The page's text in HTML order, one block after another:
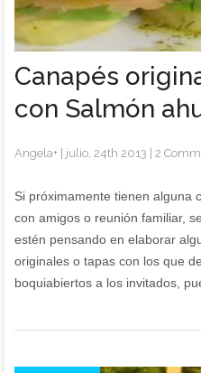
Canapés
con Salmón
Angela+ julio, 24th 2013 |2
Si próximamente tienen alguna
con amigos o reunión familiar,
estén pensando en elaborar
originales o tapas con los que
boquiabiertos a los invitados,